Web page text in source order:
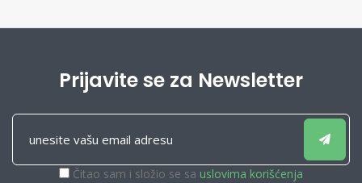
Prijavite se za Newsletter
Čitao sam i složio se sa uslovima korišćenja